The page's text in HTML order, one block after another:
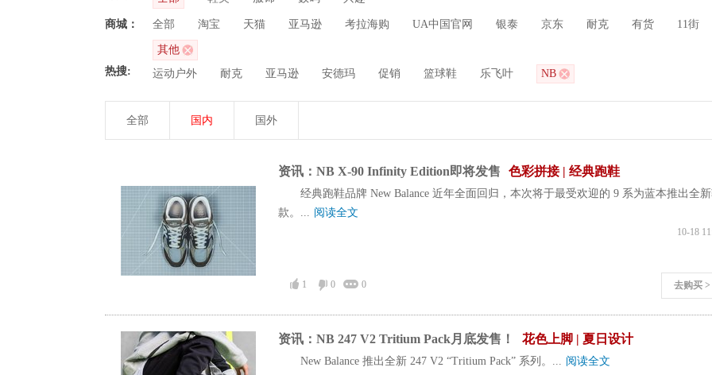
商城： 全部 淘宝 天猫 亚马逊 考拉海购 UA中国官网 银泰 京东 耐克 有货 11街
其他
热搜:
运动户外 耐克 亚马逊 安德玛 促销 篮球鞋 乐飞叶 NB
全部 国内 国外
资讯：NB X-90 Infinity Edition即将发售 色彩拼接 | 经典跑鞋
经典跑鞋品牌 New Balance 近年全面回归，本次将于最受欢迎的 9 系为蓝本推出全
款。... 阅读全文
10-18
去购买 >
1 0 0
资讯：NB 247 V2 Tritium Pack月底发售！ 花色上脚 | 夏日设计
New Balance 推出全新 247 V2 “Tritium Pack” 系列。... 阅读全文